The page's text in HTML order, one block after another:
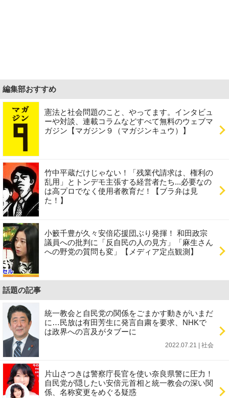
編集部おすすめ
憲法と社会問題のこと、やってます。インタビュ
ーや対談、連載コラムなどすべて無料のウェブマ
ガジン【マガジン９（マガジンキュウ）】
竹中平蔵だけじゃない！「残業代請求は、権利の
乱用」とトンデモ主張する経営者たち...必要なの
は高プロでなく使用者教育だ！【ブラ弁は見
た！】
小籔千豊が久々安倍応援団ぶり発揮！ 和田政宗
議員への批判に「反自民の人の見方」「麻生さん
への野党の質問も変」【メディア定点観測】
話題の記事
統一教会と自民党の関係をごまかす動きがいまだ
に…民放は有田芳生に発言自粛を要求、NHKで
は政界への言及がタブーに
2022.07.21 | 社会
片山さつきは警察庁長官を使い奈良県警に圧力！
自民党が隠したい安倍元首相と統一教会の深い関
係、名称変更をめぐる疑惑